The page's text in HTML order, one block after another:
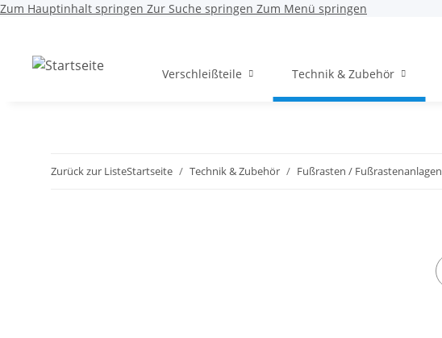
Zum Hauptinhalt springen Zur Suche springen Zum Menü springen
Verschleißteile Technik & Zubehör
Zurück zur ListeStartseite Technik & Zubehör Fußrasten / Fußrastenanlagen